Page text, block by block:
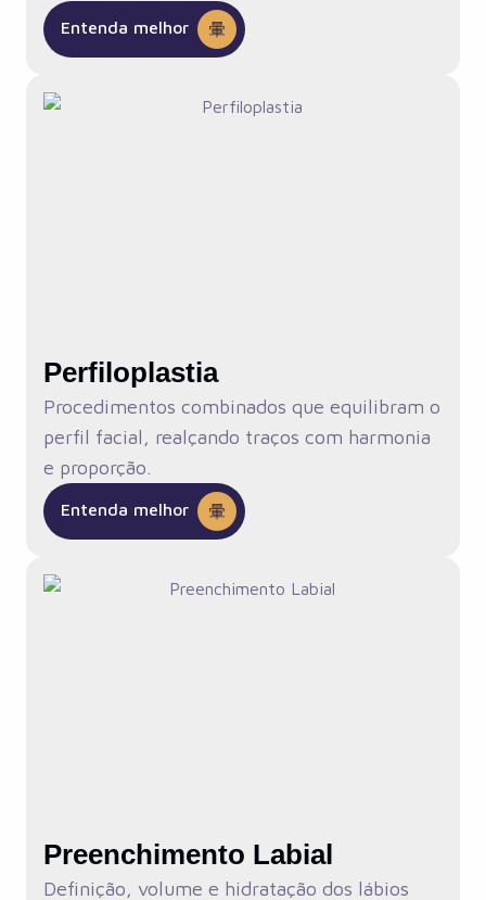
Entenda melhor
Perfiloplastia
Procedimentos combinados que equilibram o
perfil facial, realçando traços com harmonia
e proporção.
Entenda melhor
Preenchimento Labial
Definição, volume e hidratação dos lábios